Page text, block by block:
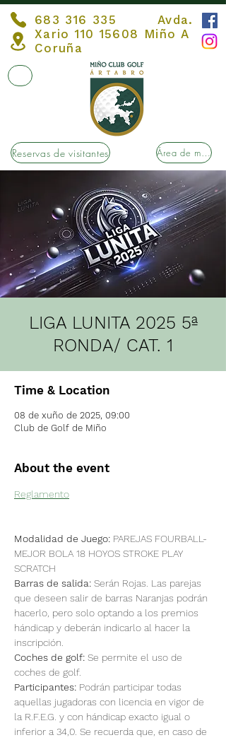
Área de membros
Reservas de visitantes
683 316 335 Avda.
Xario110 15608 Miño A
Coruña
LIGA LUNITA 2025 5ª
RONDA/ CAT. 1
Time & Location
08 de xuño de 2025, 09:00
Club de Golf de Miño
About the event
Reglamento
Modalidad de Juego: PAREJAS FOURBALL-
MEJOR BOLA 18 HOYOS STROKE PLAY
SCRATCH
Barras de salida: Serán Rojas. Las parejas
que deseen salir de barras Naranjas podrán
hacerlo, pero solo optando a los premios
hándicap y deberán indicarlo al hacer la
inscripción.
Coches de golf: Se permite el uso de
coches de golf.
Participantes: Podrán participar todas
aquellas jugadoras con licencia en vigor de
la R.F.E.G. y con hándicap exacto igual o
inferior a 34,0. Se recuerda que, en caso de